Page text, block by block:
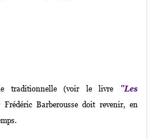
traditionnelle (voir le livre
"Les
Frédéric Barberousse doit revenir, en